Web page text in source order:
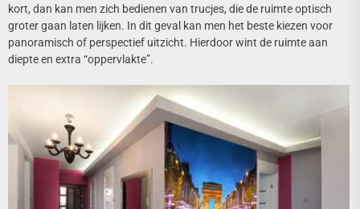
kort, dan kan men zich bedienen van trucjes, die de ruimte optisch
groter gaan laten lijken. In dit geval kan men het beste kiezen voor
panoramisch of perspectief uitzicht. Hierdoor wint de ruimte aan
diepte en extra “oppervlakte”.